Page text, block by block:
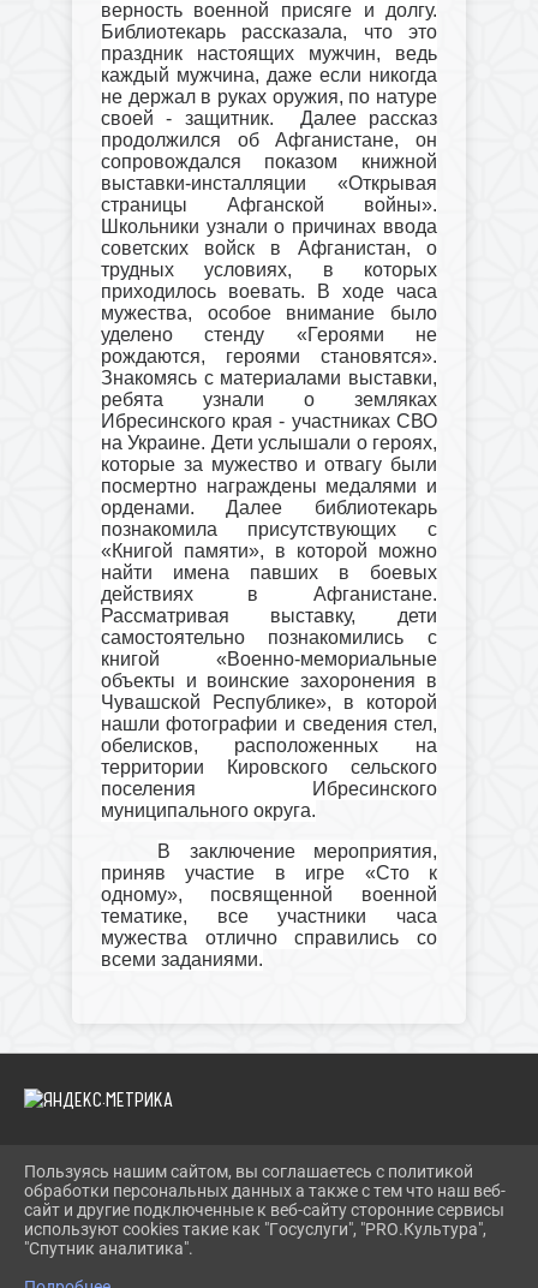
верность военной присяге и долгу.
Библиотекарь рассказала, что это
праздник настоящих мужчин, ведь
каждый мужчина, даже если никогда
не держал в руках оружия, по натуре
своей - защитник.
Далее рассказ
продолжился об Афганистане, он
сопровождался показом книжной
выставки-инсталляции «Открывая
страницы Афганской войны».
Школьники узнали о причинах ввода
советских войск в Афганистан, о
трудных условиях, в которых
приходилось воевать. В ходе часа
мужества, особое внимание было
уделено стенду «Героями не
рождаются, героями становятся».
Знакомясь с материалами выставки,
ребята узнали о земляках
Ибресинского края - участниках СВО
на Украине. Дети услышали о героях,
которые за мужество и отвагу были
посмертно награждены медалями и
орденами. Далее библиотекарь
познакомила присутствующих с
«Книгой памяти», в которой можно
найти имена павших в боевых
действиях в Афганистане.
Рассматривая выставку, дети
самостоятельно познакомились с
книгой «Военно-мемориальные
объекты и воинские захоронения в
Чувашской Республике», в которой
нашли фотографии и сведения стел,
обелисков, расположенных на
территории Кировского сельского
поселения Ибресинского
муниципального округа.
В заключение мероприятия,
приняв участие в игре «Сто к
одному», посвященной военной
тематике, все участники часа
мужества отлично справились со
всеми заданиями.
2026 Г. IBRBIB.RU
ВХОД
КАРТА САЙТА
ПОЛИТИКА ОБРАБОТКИ ПЕРСОНАЛЬНЫХ ДАННЫХ
Пользуясь нашим сайтом, вы соглашаетесь с политикой
обработки персональных данных а также с тем что наш веб-
сайт и другие подключенные к веб-сайту сторонние сервисы
используют cookies такие как "Госуслуги", "PRO.Культура",
"Спутник аналитика".